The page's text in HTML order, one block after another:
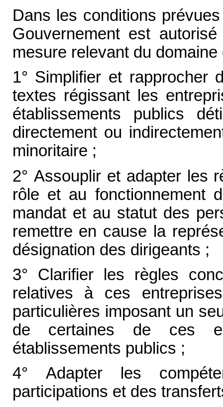
Dans les conditions
Gouvernement est
mesure relevant du
1° Simplifier et rapprocher
textes régissant les
établissements publics
directement ou
minoritaire ;
2° Assouplir et adapter les
rôle et au fonctionnement
mandat et au statut des
remettre en cause la
désignation des dirigeants ;
3° Clarifier les règles
relatives à ces
particulières imposant un
de certaines de ces
établissements publics ;
4° Adapter les
participations et des